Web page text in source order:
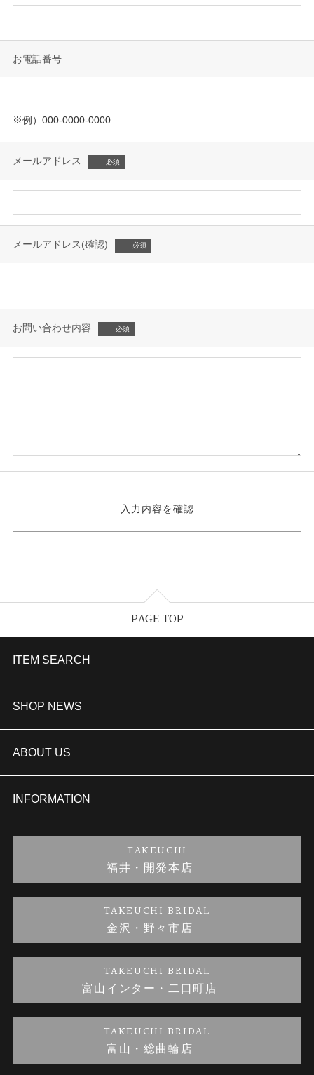
お電話番号
※例）000-0000-0000
メールアドレス
メールアドレス(確認)
お問い合わせ内容
PAGE TOP
ITEM SEARCH
婚約指輪
結婚指輪
セットリング
婚約ネックレス
金・プラチナのお取引
SHOP NEWS
TAKEUCHI BRIDAL金沢本店情報
商品一覧
ブランドリスト
金澤指輪工房｜手作りペアリング
金澤指輪工房｜手作り結婚指輪 and 婚約指輪
金澤指輪工房｜手作り婚約指輪プロポーズプラン
ABOUT US
会社概要
お客様の声
INFORMATION
プライバシーポリシー
TAKEUCHI
福井・開発本店
TAKEUCHI BRIDAL
金沢・野々市店
TAKEUCHI BRIDAL
富山インター・二口町店
TAKEUCHI BRIDAL
富山・総曲輪店